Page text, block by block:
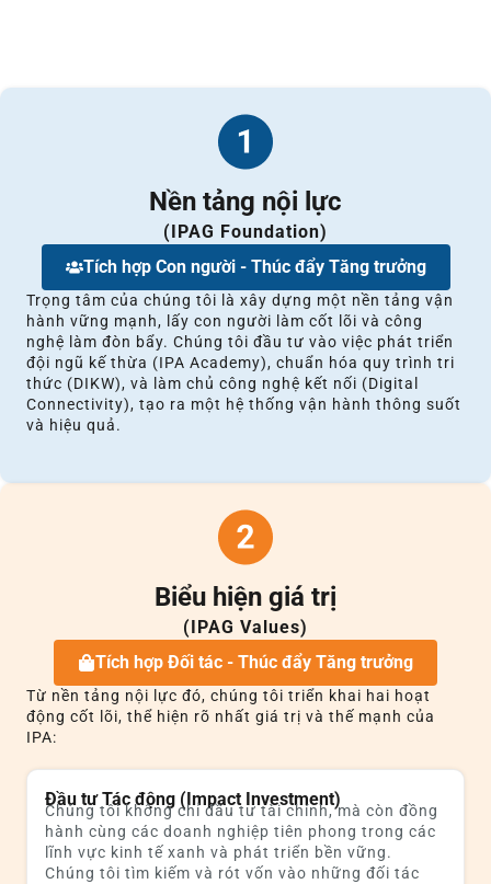
Nền tảng nội lực
(IPAG Foundation)
Tích hợp Con người - Thúc đẩy Tăng trưởng
Trọng tâm của chúng tôi là xây dựng một nền tảng vận
hành vững mạnh, lấy con người làm cốt lõi và công
nghệ làm đòn bẩy. Chúng tôi đầu tư vào việc phát triển
đội ngũ kế thừa (IPA Academy), chuẩn hóa quy trình tri
thức (DIKW), và làm chủ công nghệ kết nối (Digital
Connectivity), tạo ra một hệ thống vận hành thông suốt
và hiệu quả.
Biểu hiện giá trị
(IPAG Values)
Tích hợp Đối tác - Thúc đẩy Tăng trưởng
Từ nền tảng nội lực đó, chúng tôi triển khai hai hoạt
động cốt lõi, thể hiện rõ nhất giá trị và thế mạnh của
IPA:
Đầu tư Tác động (Impact Investment)
Chúng tôi không chỉ đầu tư tài chính, mà còn đồng
hành cùng các doanh nghiệp tiên phong trong các
lĩnh vực kinh tế xanh và phát triển bền vững.
Chúng tôi tìm kiếm và rót vốn vào những đối tác